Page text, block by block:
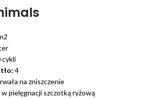
cykli
4
na zniszczenie
w pielęgnacji szczotką ryżową